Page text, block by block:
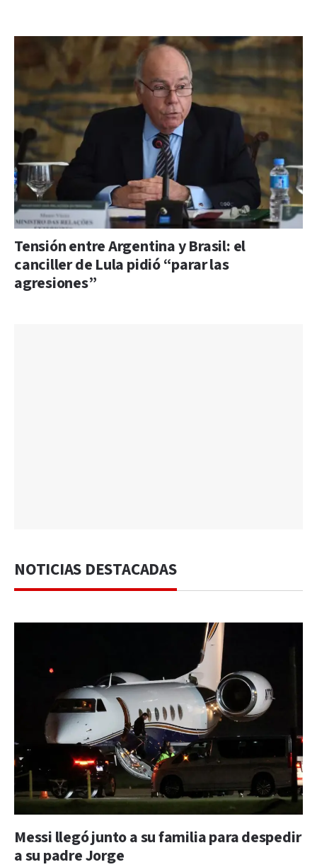
Tensión entre Argentina y Brasil: el
canciller de Lula pidió “parar las
agresiones”
NOTICIAS DESTACADAS
Messi llegó junto a su familia para despedir
a su padre Jorge